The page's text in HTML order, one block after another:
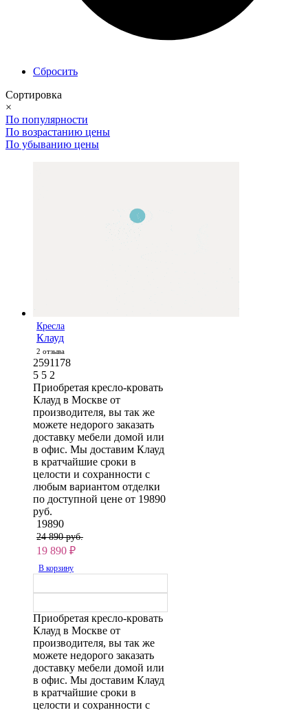
Сбросить
Сортировка
×
По популярности
По возрастанию цены
По убыванию цены
Кресла
Клауд
2 отзыва
2591178
5 5 2
Приобретая кресло-кровать
Клауд в Москве от
производителя, вы так же
можете недорого заказать
доставку мебели домой или
в офис. Мы доставим Клауд
в кратчайшие сроки в
целости и сохранности с
любым вариантом отделки
по доступной цене от 19890
руб.
19890
24 890 руб.
19 890 ₽
В корзину
Приобретая кресло-кровать
Клауд в Москве от
производителя, вы так же
можете недорого заказать
доставку мебели домой или
в офис. Мы доставим Клауд
в кратчайшие сроки в
целости и сохранности с